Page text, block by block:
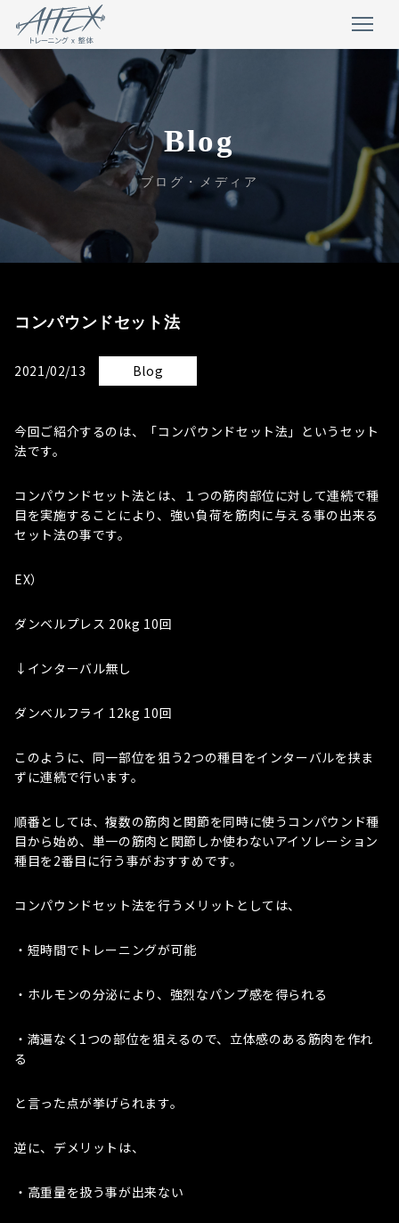
Blog
ブログ・メディア
コンパウンドセット法
2021/02/13 Blog
今回ご紹介するのは、「コンパウンドセット法」というセット
法です。
コンパウンドセット法とは、１つの筋肉部位に対して連続で種
目を実施することにより、強い負荷を筋肉に与える事の出来る
セット法の事です。
EX）
ダンベルプレス 20kg 10回
↓インターバル無し
ダンベルフライ 12kg 10回
このように、同一部位を狙う2つの種目をインターバルを挟ま
ずに連続で行います。
順番としては、複数の筋肉と関節を同時に使うコンパウンド種
目から始め、単一の筋肉と関節しか使わないアイソレーション
種目を2番目に行う事がおすすめです。
コンパウンドセット法を行うメリットとしては、
・短時間でトレーニングが可能
・ホルモンの分泌により、強烈なパンプ感を得られる
・満遍なく1つの部位を狙えるので、立体感のある筋肉を作れ
る
と言った点が挙げられます。
逆に、デメリットは、
・高重量を扱う事が出来ない